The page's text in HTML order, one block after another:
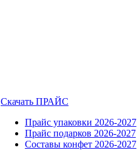
Скачать ПРАЙС
Прайс упаковки 2026-2027
Прайс подарков 2026-2027
Составы конфет 2026-2027